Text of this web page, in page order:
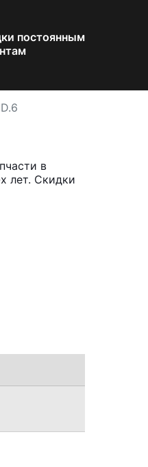
постоянным
в
лет. Скидки